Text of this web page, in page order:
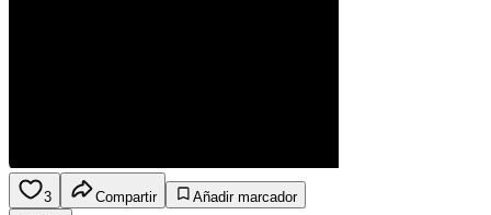
3 Compartir
Añadir marcador